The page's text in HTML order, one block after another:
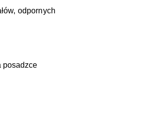
odpornych
posadzce